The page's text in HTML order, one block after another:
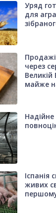
Уряд
для
через
Великій
майже
Іспанія
живих
першому